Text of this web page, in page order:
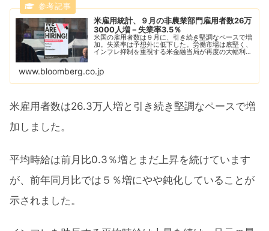
米雇用統計、９月の非農業部門雇用者数26万
3000人増－失業率3.5％
米国の雇用者数は９月に、引き続き堅調なペースで増
加。失業率は予想外に低下した。労働市場は底堅く、
インフレ抑制を重視する米金融当局が再度の大幅利上
www.bloomberg.co.jp
米雇用者数は26.3万人増と引き続き堅調なペースで増
加しました。
平均時給は前月比0.3％増とまだ上昇を続けています
が、前年同月比では５％増にやや鈍化していることが
示されました。